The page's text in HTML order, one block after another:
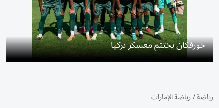
خورفكان يختتم معسكر تركيا
رياضة/رياضة الإمارات